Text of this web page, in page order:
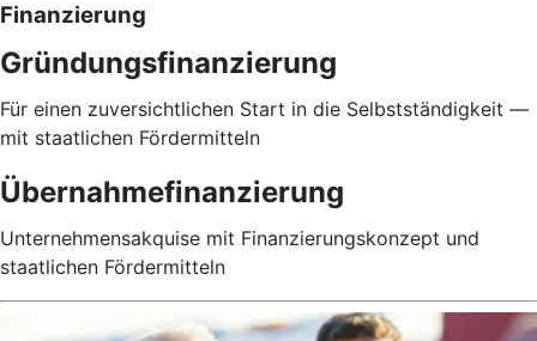
Finanzierung
Gründungsfinanzierung
Für einen zuversichtlichen Start in die Selbstständigkeit —
mit staatlichen Fördermitteln
Übernahmefinanzierung
Unternehmensakquise mit Finanzierungskonzept und
staatlichen Fördermitteln